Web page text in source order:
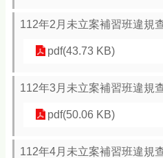
112年2月未立案補習班違規
pdf(43.73 KB)
112年3月未立案補習班違規
pdf(50.06 KB)
112年4月未立案補習班違規